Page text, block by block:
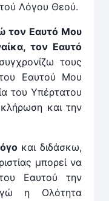
Λόγου Θεού.
τον Εαυτό Μου
τον Εαυτό
τους
Εαυτού Μου
του Υπέρτατου
και την
και διδάσκω,
μπορεί να
Εαυτού την
η Ολότητα